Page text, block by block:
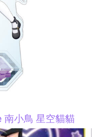
小鳥 星空貓貓